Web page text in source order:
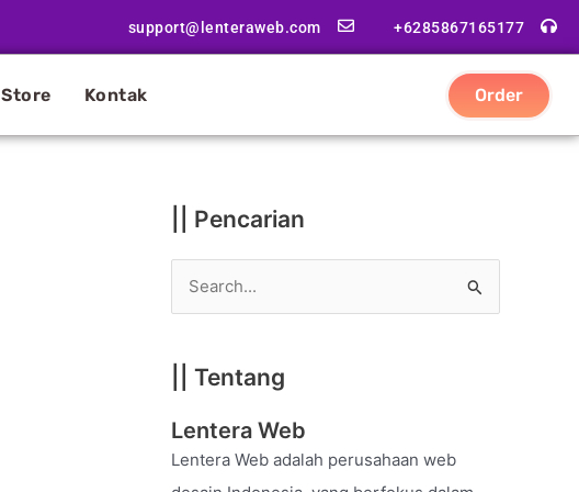
support@lenteraweb.com +6285867165177
Store Kontak Order
|| Pencarian
r
c
h
|| Tentang
Lentera Web
Lentera Web adalah perusahaan web
|
t
g
i